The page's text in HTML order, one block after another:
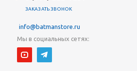
ЗАКАЗАТЬ ЗВОНОК
info@batmanstore.ru
Мы в социальных сетях: